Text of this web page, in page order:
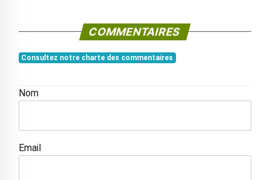
COMMENTAIRES
Consultez notre charte des commentaires
Nom
Email